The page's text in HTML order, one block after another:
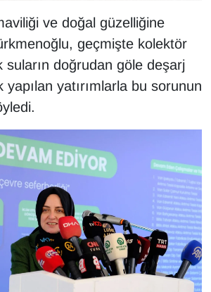
ve doğal güzelliğine
geçmişte kolektör
suların doğrudan göle deşarj
yatırımlarla bu sorunun